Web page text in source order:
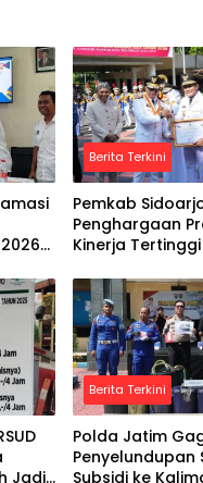
Berita Terkini
Pemkab
Penghargaan
Kinerja
Jadi
Berita Terkini
Polda Jatim
Penyelundupan
Subsidi ke